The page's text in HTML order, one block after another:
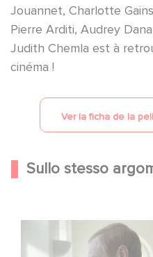
Jouannet, Charlotte
Pierre Arditi, Audrey
Judith Chemla est à
cinéma !
Ver la ficha de la
Sullo stesso
Between power, secrets,
who is really pulling the